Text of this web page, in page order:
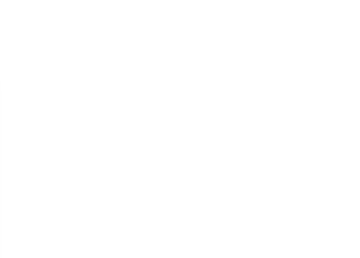
รื่องการรักษาสิ่งแวดล้อม
นฟุ้งกระจายไปยังบริเวณโดยรอบ
กเสียบเพื่อการใช้ไฟฟ้าในระยะเวลาที่ยาวนาน ใช้
ลางคืน
างหรือเตาแก๊สได้ ถ้าเป็นรถเข็นที่มีเตาแก๊ส จะมีที่
ปลอดภัย
วณจุดติดตั้งล้อให้ยกและหมุนตัวรถได้ง่าย